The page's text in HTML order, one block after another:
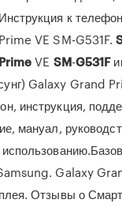
к
VE SM-G531F.
PrimeVE SM-G531F
Galaxy Grand
инструкция,
мануал,
Galaxy
Отзывы о